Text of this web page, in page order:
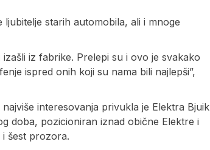
starih automobila, ali i mnoge
iz fabrike. Prelepi su i ovo je svakako
ispred onih koji su nama bili najlepši”,
interesovanja privukla je Elektra Bjuik
doba, pozicioniran iznad obične Elektre i
šest prozora.